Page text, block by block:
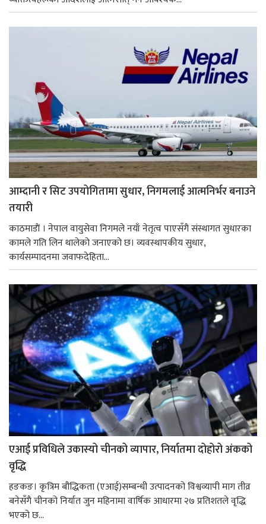
आम्दानी र सिट उपयोगितामा सुधार, निगमलाई आत्मनिर्भर बनाउने
तयारी
काठमाडाैं । नेपाल वायुसेवा निगमले नयाँ नेतृत्व पाएसँगै संस्थागत सुधारका
कामले गति लिन थालेको जनाएको छ। व्यवस्थापकीय सुधार,
कार्यसम्पादनमा जवाफदेहिता...
एआई प्रविधिले उकास्यो चीनको व्यापार, निर्यातमा दोहोरो अंकको
वृद्धि
हङकङ। कृत्रिम बौद्धिकता (एआई)सम्बन्धी उत्पादनको विश्वव्यापी माग तीव्र
बनेसँगै चीनको निर्यात जुन महिनामा वार्षिक आधारमा २७ प्रतिशतले वृद्धि
भएको छ...